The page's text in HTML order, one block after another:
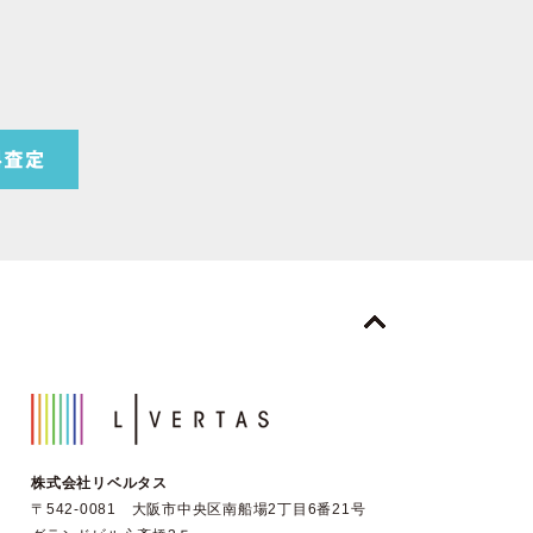
株式会社リベルタス
〒542-0081 大阪市中央区南船場2丁目6番21号